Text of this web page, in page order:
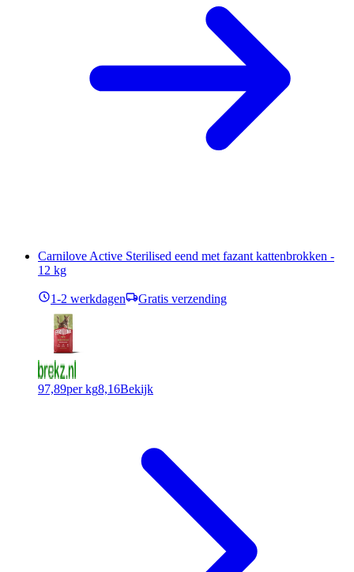
Carnilove Active Sterilised eend met fazant kattenbrokken -
12 kg
1-2 werkdagen Gratis verzending
97,89per kg8,16Bekijk